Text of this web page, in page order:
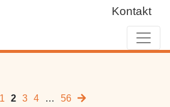
Kontakt
1 2 3 4 … 56